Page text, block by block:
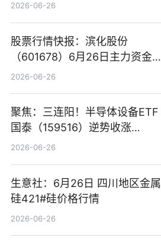
2026-06-26
股票行情快报：滨化股份
（601678）6月26日主力资金净
卖出5964.34万元
2026-06-26
聚焦：三连阳！半导体设备ETF
国泰（159516）逆势收涨
3.5%，近10日累计净流入超65
2026-06-26
生意社：6月26日 四川地区金属
硅421#硅价格行情
2026-06-26